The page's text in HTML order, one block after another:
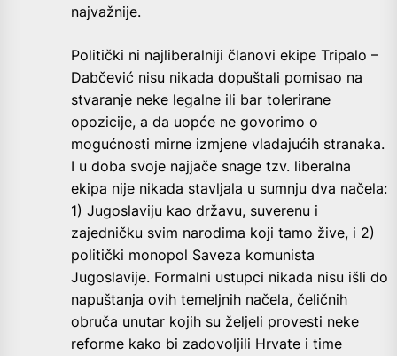
najvažnije.
Politički ni najliberalniji članovi ekipe Tripalo –
Dabčević nisu nikada dopuštali pomisao na
stvaranje neke legalne ili bar tolerirane
opozicije, a da uopće ne govorimo o
mogućnosti mirne izmjene vladajućih stranaka.
I u doba svoje najjače snage tzv. liberalna
ekipa nije nikada stavljala u sumnju dva načela:
1) Jugoslaviju kao državu, suverenu i
zajedničku svim narodima koji tamo žive, i 2)
politički monopol Saveza komunista
Jugoslavije. Formalni ustupci nikada nisu išli do
napuštanja ovih temeljnih načela, čeličnih
obruča unutar kojih su željeli provesti neke
reforme kako bi zadovoljili Hrvate i time